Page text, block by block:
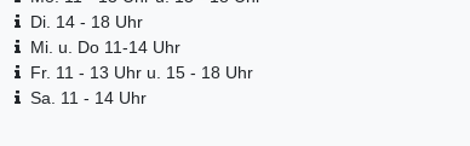
Di. 14 - 18 Uhr
Mi. u. Do 11-14 Uhr
Fr. 11 - 13 Uhr u. 15 - 18 Uhr
Sa. 11 - 14 Uhr